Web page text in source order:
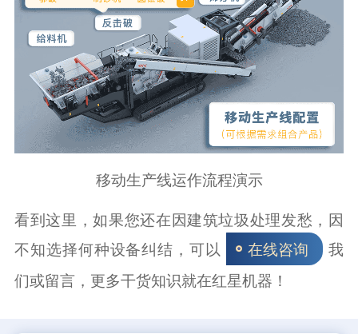
移动生产线运作流程演示
看到这里，如果您还在因建筑垃圾处理发愁，因
不知选择何种设备纠结，可以
在线咨询
我
们或留言，更多干货知识就在红星机器！